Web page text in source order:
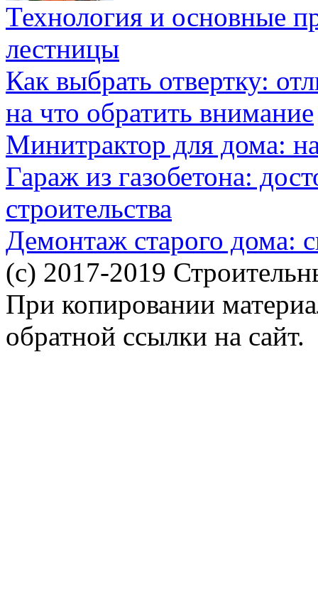
Технология и основные
лестницы
Как выбрать отвертку:
на что обратить внимание
Минитрактор для дома:
Гараж из газобетона:
строительства
Демонтаж старого дома:
(c) 2017-2019
При копировании
обратной ссылки на сайт.